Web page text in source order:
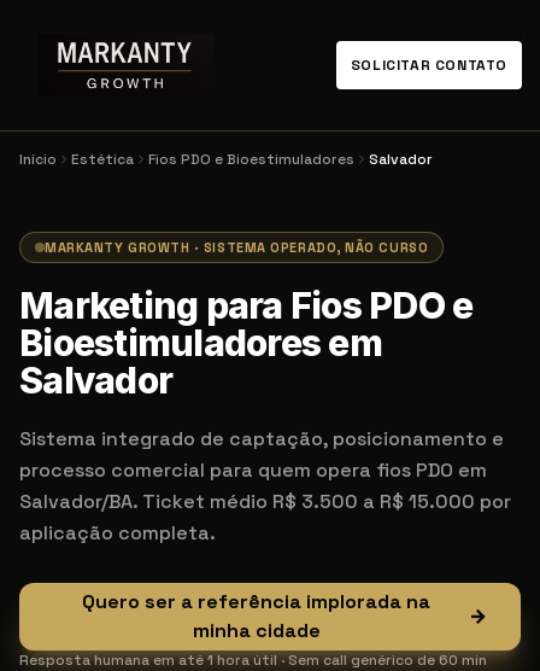
SOLICITAR CONTATO
Início Estética Fios PDO e Bioestimuladores Salvador
MARKANTY GROWTH · SISTEMA OPERADO, NÃO CURSO
Marketing para Fios PDO e
Bioestimuladores em
Salvador
Sistema integrado de captação, posicionamento e
processo comercial para quem opera fios PDO em
Salvador/BA. Ticket médio R$ 3.500 a R$ 15.000 por
aplicação completa.
Quero ser a referência implorada na
minha cidade
→
Resposta humana em até 1 hora útil · Sem call genérico de 60 min